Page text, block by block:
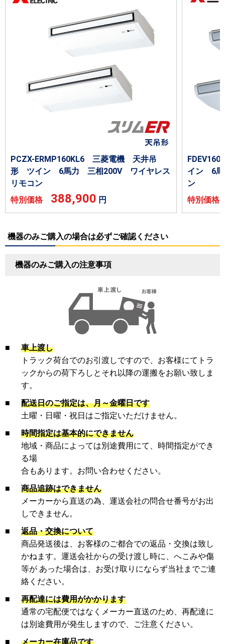
PCZX-ERMP160KL6 三菱電機 天井吊
形 ツイン 6馬力 三相200V ワイヤレス
リモコン
特別価格 388,900 円
イン 6馬
ン
特別価
機器のみご購入の場合は必ずご確認ください
機器のみご購入の注意事項
■
車上渡し
トラック荷台でのお引渡しですので、お客様にてトラ
ックからの荷下ろしとそれ以降の運搬をお願い致しま
す。
■
配送日のご指定は、月～金曜日です
土曜・日曜・祝日はご指定いただけません。
■
時間指定は基本的にできません
地域・商品によっては別途費用にて、時間指定ができ
る場
合もあります。お問い合わせください。
■
商品追跡はできません
メーカーから直送の為、運送会社の問合せ番号がお出
しできません。
■
返品・交換について
商品発送後は、お客様のご都合での返品・交換は致し
かねます。運送会社からの受け渡し時に、へこみや傷
等が あった場合は、お受け取りにならず当社までご連
絡ください。
■
再配達には費用がかかります
通常の宅配便ではなくメーカー直送のため、再配達に
は別途費用が発生しますので、ご注意ください。
■
メーカー在庫品です